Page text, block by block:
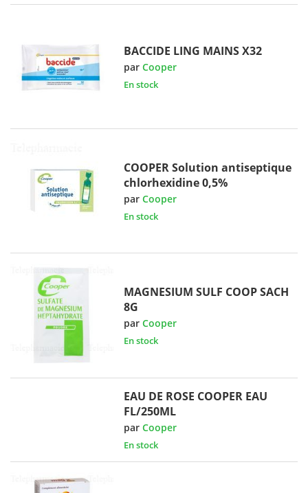
BACCIDE LING MAINS X32
parCooper
En stock
COOPER Solution antiseptique
chlorhexidine 0,5%
parCooper
En stock
MAGNESIUM SULF COOP SACH
8G
parCooper
En stock
EAU DE ROSE COOPER EAU
FL/250ML
parCooper
En stock